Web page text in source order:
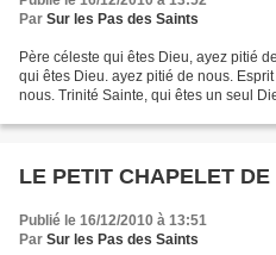
Par Sur les Pas des Saints
Père céleste qui êtes Dieu, ayez pitié
qui êtes Dieu. ayez pitié de nous.
nous. Trinité Sainte, qui êtes un seul
LE PETIT CHAPELET
Publié le 16/12/2010 à 13:51
Par Sur les Pas des Saints